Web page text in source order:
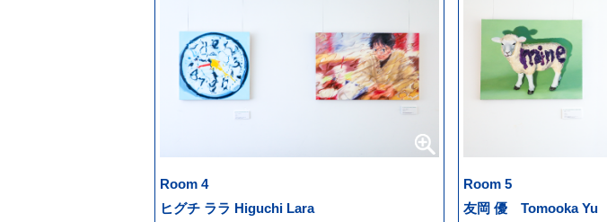
Room 4
ヒグチ ララ Higuchi Lara
Room 5
友岡 優 Tomooka Yu